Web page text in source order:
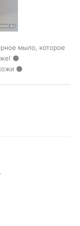
мыло, которое
⚫
⚫